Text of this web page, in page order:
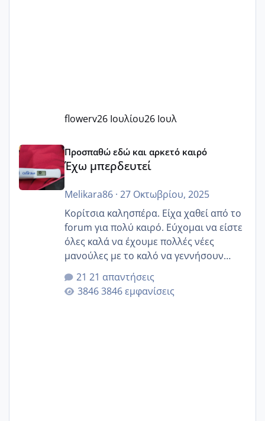
flowerv26 Ιουλίου26 Ιουλ
Έχω μπερδευτεί
Προσπαθώ εδώ και αρκετό καιρό
Έχω μπερδευτεί
Melikara86· 27 Οκτωβρίου, 2025
Κορίτσια καλησπέρα. Είχα χαθεί από το
forum για πολύ καιρό. Εύχομαι να είστε
όλες καλά να έχουμε πολλές νέες
μανούλες με το καλό να γεννήσουν
αυτές που ήδη περιμένουν. Να πάρουν
γερα μωράκια στην αγκαλίτσα τους
🙏🏼🙏🏼 Ας πάμε λοιπόν στο θέμα μου.
21 απαντήσεις
3846 εμφανίσεις